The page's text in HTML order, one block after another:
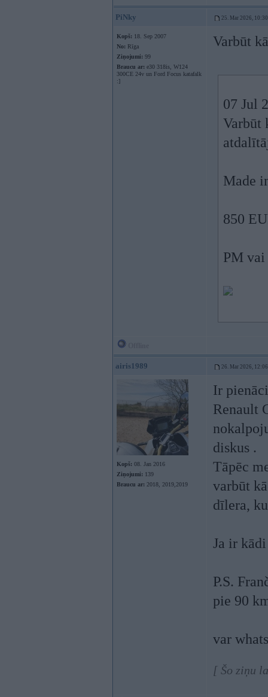
PiNky 25. Mar 2026, 10:30
Kopš: 18. Sep 2007
No: Rīga
Ziņojumi: 99
Braucu ar: e30 318is, W124
300CE 24v un Ford Focus katafalk
:]
Varbūt
07 Jul
Varbūt
Made
850
PM vai
airis1989 26. Mar 2026, 12:06
Kopš: 08. Jan 2016
Ziņojumi: 139
Braucu ar: 2018, 2019,2019
Ir
Renault
diskus .
Tāpēc
varbūt
dīlera,
Ja ir
P.S.
pie 90
var
[ Šo ziņu